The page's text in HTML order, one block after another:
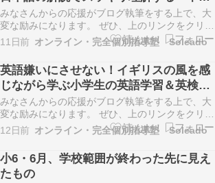
英語」
みなさんからの応援がブログ執筆をする上で、大
変な励みになります。 ぜひ、上のリンクをクリッ
クをお願いします。 「中学に入ってから英語の点
数が落ちてきた……」 「単語や文法規則をいくら
丸暗記しても、定期テストの応用問題や長文で点
数が取れない」 「高校受験に向けて、英語のリス
ニング…
11日前 オンライン・完全個別指導塾 Soleado
英語嫌いにさせない！イギリスの風を感
じながら学ぶ小学生の英語学習＆英検対
策
みなさんからの応援がブログ執筆をする上で、大
変な励みになります。 ぜひ、上のリンクをクリッ
クをお願いします。 「小学校で英語が教科化され
たけれど、家では何をさせたらいいのだろう？」
「早いうちに英語を好きになってほしいけれど、
無理にやらせて英語嫌いになったらどうしよ
う……」 「…
12日前 オンライン・完全個別指導塾 Soleado
小6・6月、学校範囲が終わった先に見え
たもの